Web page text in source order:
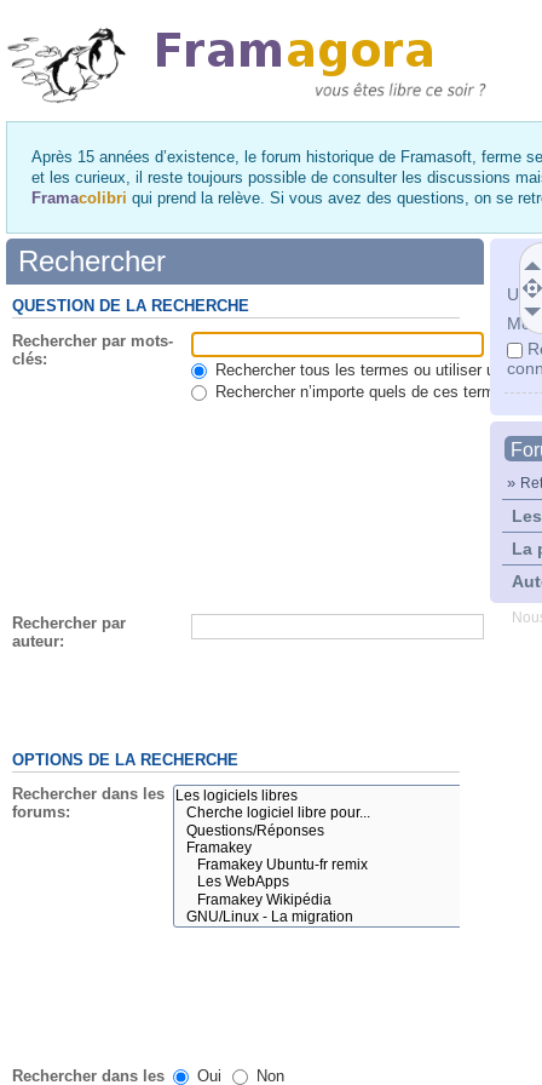
Après 15 années d’existence, le forum historique de Framasoft, ferme
et les curieux, il reste toujours possible de consulter les discussions
Framacolibri qui prend la relève. Si vous avez des questions, on se
Mot
»
La
Rechercher
QUESTION DE LA RECHERCHE
Rechercher par mots-
clés:
Rechercher tous les termes ou utiliser une
Rechercher n’importe quels de ces termes
Rechercher par
auteur:
OPTIONS DE LA RECHERCHE
Rechercher dans les
forums:
Rechercher dans les Oui Non